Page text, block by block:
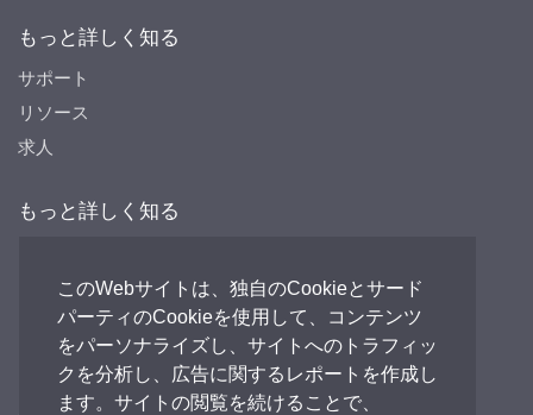
このWebサイトは、独自のCookieとサード
パーティのCookieを使用して、コンテンツ
をパーソナライズし、サイトへのトラフィッ
クを分析し、広告に関するレポートを作成し
ます。サイトの閲覧を続けることで、
もっと詳しく知る
サポート
リソース
求人
もっと詳しく知る
Peak HQ tel:+44 141 812 8100
PEAK Japan tel:+81 (0)3-6825-4525